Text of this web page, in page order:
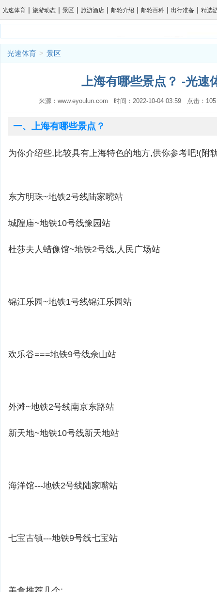
光速体育 | 旅游动态 | 景区 | 旅游酒店 | 邮轮介绍 | 邮轮百科 | 出行准备 | 精选
光速体育 > 景区
上海有哪些景点？ -光速
来源：www.eyoulun.com 时间：2022-10-04 03:59 点击：
一、上海有哪些景点？
为你介绍些,比较具有上海特色的地方,供你参考吧!(附
东方明珠~地铁2号线陆家嘴站
城隍庙~地铁10号线豫园站
杜莎夫人蜡像馆~地铁2号线,人民广场站
锦江乐园~地铁1号线锦江乐园站
欢乐谷===地铁9号线佘山站
外滩~地铁2号线南京东路站
新天地~地铁10号线新天地站
海洋馆---地铁2号线陆家嘴站
七宝古镇---地铁9号线七宝站